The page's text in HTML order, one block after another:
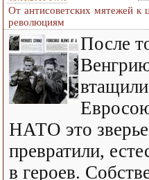
От антисоветских мятежей к
революциям
После
НАТО это зверье
превратили,
в героев.